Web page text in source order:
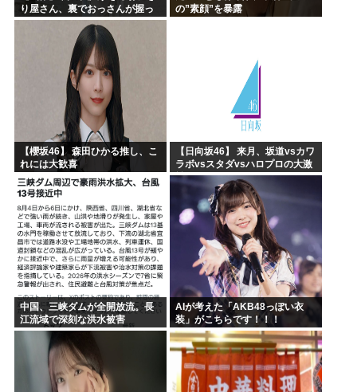
り屋さん、裏でおっさんが握っ
ていたｗｗｗｗｗｗｗｗｗｗｗ
の”素顔”を暴露
【櫻坂46】 森田ひかる推し、こ
れには大歓喜
【日向坂46】 来月、坂道vsカワ
ラボvsスタダvsハロプロの大激
戦
中国、三峡ダムが全開放流。長
江流域で深刻な洪水被害
AIが考えた「AKB48っぽい衣
装」がこちらです！！！